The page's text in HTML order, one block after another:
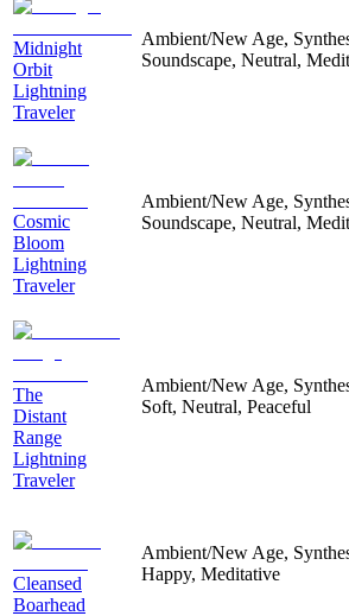
Midnight
Orbit
Lightning
Traveler
Ambient/New Age,
Soundscape, Neutral,
Cosmic
Bloom
Lightning
Traveler
Ambient/New Age,
Soundscape, Neutral,
The
Distant
Range
Lightning
Traveler
Ambient/New Age,
Soft, Neutral, Peaceful
Cleansed
Boarhead
Ambient/New Age,
Happy, Meditative